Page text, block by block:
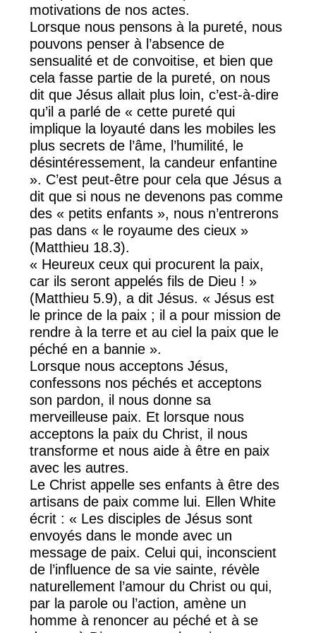
motivations de nos actes.
Lorsque nous pensons à la pureté, nous
pouvons penser à l’absence de
sensualité et de convoitise, et bien que
cela fasse partie de la pureté, on nous
dit que Jésus allait plus loin, c’est-à-dire
qu’il a parlé de « cette pureté qui
implique la loyauté dans les mobiles les
plus secrets de l’âme, l’humilité, le
désintéressement, la candeur enfantine
». C’est peut-être pour cela que Jésus a
dit que si nous ne devenons pas comme
des « petits enfants », nous n’entrerons
pas dans « le royaume des cieux »
(Matthieu 18.3).
« Heureux ceux qui procurent la paix,
car ils seront appelés fils de Dieu ! »
(Matthieu 5.9), a dit Jésus. « Jésus est
le prince de la paix ; il a pour mission de
rendre à la terre et au ciel la paix que le
péché en a bannie ».
Lorsque nous acceptons Jésus,
confessons nos péchés et acceptons
son pardon, il nous donne sa
merveilleuse paix. Et lorsque nous
acceptons la paix du Christ, il nous
transforme et nous aide à être en paix
avec les autres.
Le Christ appelle ses enfants à être des
artisans de paix comme lui. Ellen White
écrit : « Les disciples de Jésus sont
envoyés dans le monde avec un
message de paix. Celui qui, inconscient
de l’influence de sa vie sainte, révèle
naturellement l’amour du Christ ou qui,
par la parole ou l’action, amène un
homme à renoncer au péché et à se